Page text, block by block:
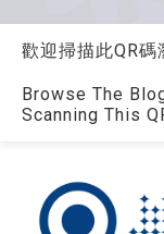
歡迎掃描此QR碼
Browse The
Scanning This